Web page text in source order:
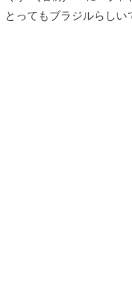
とってもブラジルらしい